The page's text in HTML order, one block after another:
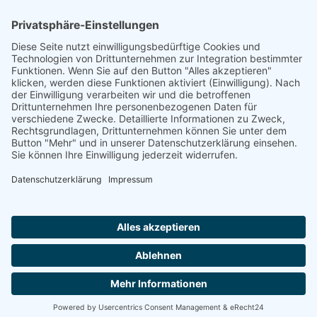
Footer
Cookie-Einstellungen Datenschutz
Impressum
intern
by